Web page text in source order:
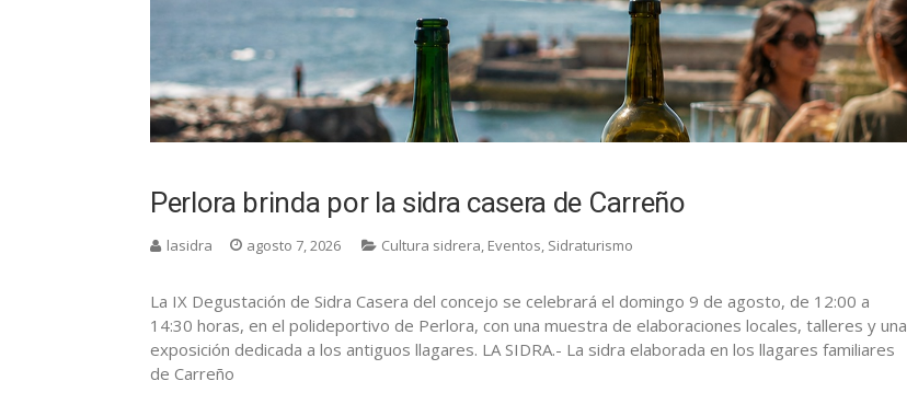
Perlora brinda por la sidra casera de Carreño
lasidra agosto 7, 2026 Cultura sidrera Eventos Sidraturismo
La IX Degustación de Sidra Casera del concejo se celebrará el domingo 9 de agosto, de 12:00 a
14:30 horas, en el polideportivo de Perlora, con una muestra de elaboraciones locales, talleres y una
exposición dedicada a los antiguos llagares. LA SIDRA.- La sidra elaborada en los llagares familiares
de Carreño